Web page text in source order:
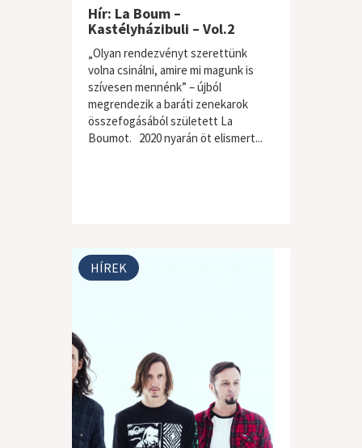
Hír: La Boum –
Kastélyházibuli – Vol.2
„Olyan rendezvényt szerettünk
volna csinálni, amire mi magunk is
szívesen mennénk” – újból
megrendezik a baráti zenekarok
összefogásából született La
Boumot. 2020 nyarán öt elismert...
HÍREK